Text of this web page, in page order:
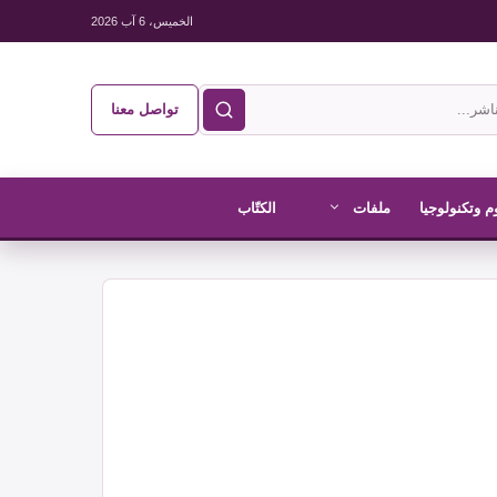
الخميس، 6 آب 2026
تواصل معنا
وتكنولوجيا ملفات الكتّاب